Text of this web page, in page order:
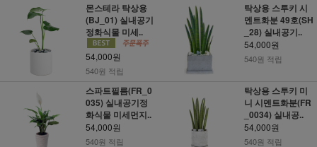
몬스테라 탁상용
(BJ_01) 실내공기
정화식물 미세..
54,000원
540원 적립
탁상용 스투키 시
멘트화분 49호(SH
_28) 실내공기..
54,000원
540원 적립
스파트필름(FR_0
035) 실내공기정
화식물 미세먼지..
54,000원
540원 적립
탁상용 스투키 미
니 시멘트화분(FR
_0034) 실내공..
54,000원
540원 적립